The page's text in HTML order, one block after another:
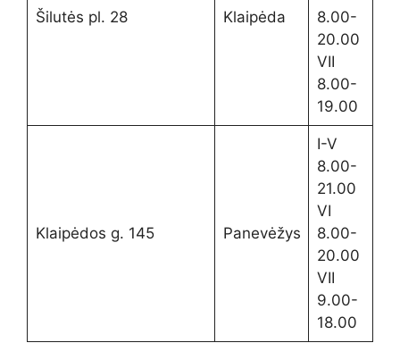
Šilutės pl. 28 Klaipėda
8.00-
20.00
VII
8.00-
19.00
Klaipėdos g. 145 Panevėžys
I-V
8.00-
21.00
VI
8.00-
20.00
VII
9.00-
18.00